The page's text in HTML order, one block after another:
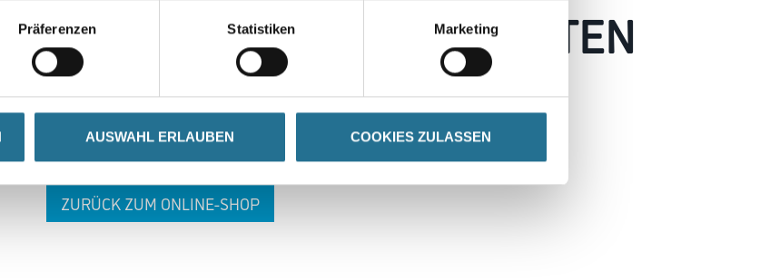
Präferenzen Statistiken Marketing
AUSWAHL ERLAUBEN COOKIES ZULASSEN
IST AUFGETRETEN
unseren Online-Shop und lassen Sie sich inspirieren.
ZURÜCK ZUM ONLINE-SHOP